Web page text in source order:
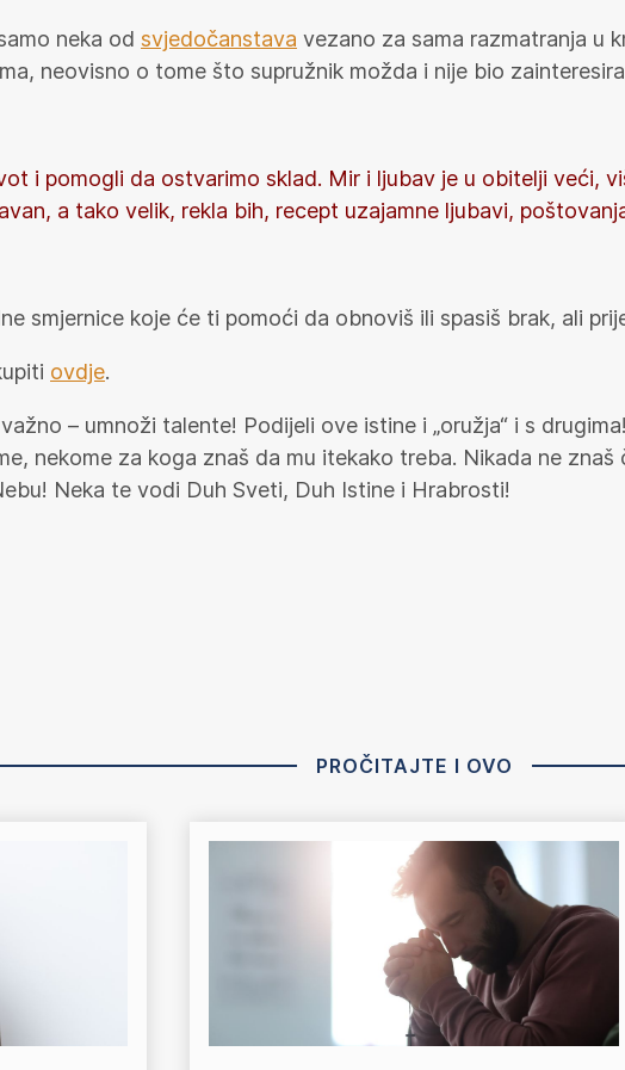
neka od svjedočanstava vezano za sama razmatranja u
neovisno o tome što supružnik možda i nije bio
i pomogli da ostvarimo sklad. Mir i ljubav je u obitelji veći,
a tako velik, rekla bih, recept uzajamne ljubavi,
smjernice koje će ti pomoći da obnoviš ili spasiš brak, ali
ovdje.
– umnoži talente! Podijeli ove istine i „oružja“ i s
nekome za koga znaš da mu itekako treba. Nikada ne
Neka te vodi Duh Sveti, Duh Istine i Hrabrosti!
PROČITAJTE I OVO